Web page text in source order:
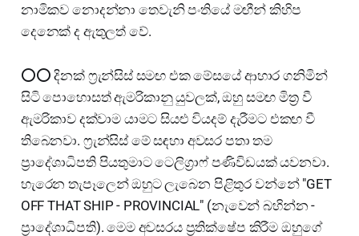
නාමිකව නොදන්නා තෙවැනි පංතියේ මඟීන් කිහිප
දෙනෙක් ද ඇතුලත් වේ.
⭕⭕ දිනක් ෆ්‍රැන්සිස් සමඟ එක මේසයේ ආහාර ගනිමින්
සිටි පොහොසත් ඇමරිකානු යුවලක්, ඔහු සමඟ මිත්‍ර වී
ඇමරිකාව දක්වාම යාමට සියළු වියදම් දැරීමට එකඟ වී
තිබෙනවා. ෆ්‍රැන්සිස් මේ සඳහා අවසර පතා තම
ප්‍රාදේශාධිපති පියතුමාට ටෙලිග්‍රාෆ් පණිවිඩයක් යවනවා.
හැරෙන තැපෑලෙන් ඔහුට ලැබෙන පිළිතුර වන්නේ "GET
OFF THAT SHIP - PROVINCIAL" (නැවෙන් බහින්න -
ප්‍රාදේශාධිපති). මෙම අවසරය ප්‍රතික්ෂේප කිරීම ඔහුගේ